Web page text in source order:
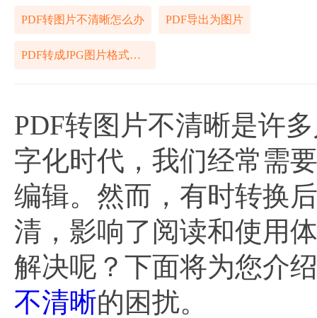
PDF转图片不清晰怎么办 PDF导出为图片
PDF转成JPG图片格式免费
PDF转图片不清晰是许
字化时代，我们经常需
编辑。然而，有时转换
清，影响了阅读和使用
解决呢？下面将为您介
不清晰的困扰。